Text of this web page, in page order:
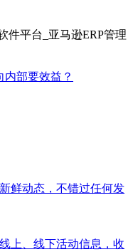
部要效益？
鲜动态，不错过任何发
上、线下活动信息，收